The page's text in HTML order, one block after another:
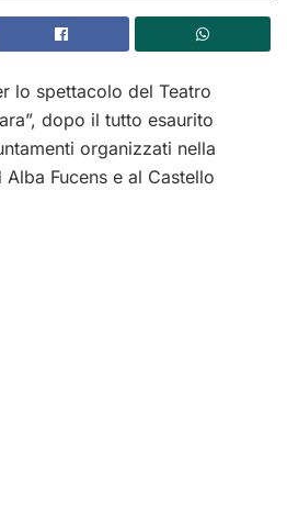
lo spettacolo del Teatro
dopo il tutto esaurito
organizzati nella
Fucens e al Castello